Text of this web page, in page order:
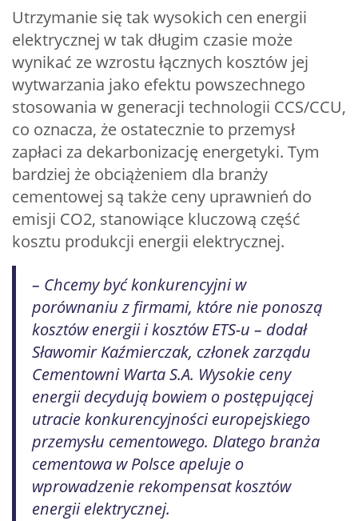
Utrzymanie się tak wysokich cen energii
elektrycznej w tak długim czasie może
wynikać ze wzrostu łącznych kosztów jej
wytwarzania jako efektu powszechnego
stosowania w generacji technologii CCS/CCU,
co oznacza, że ostatecznie to przemysł
zapłaci za dekarbonizację energetyki. Tym
bardziej że obciążeniem dla branży
cementowej są także ceny uprawnień do
emisji CO2, stanowiące kluczową część
kosztu produkcji energii elektrycznej.
– Chcemy być konkurencyjni w
porównaniu z firmami, które nie ponoszą
kosztów energii i kosztów ETS-u – dodał
Sławomir Kaźmierczak, członek zarządu
Cementowni Warta S.A. Wysokie ceny
energii decydują bowiem o postępującej
utracie konkurencyjności europejskiego
przemysłu cementowego. Dlatego branża
cementowa w Polsce apeluje o
wprowadzenie rekompensat kosztów
energii elektrycznej.